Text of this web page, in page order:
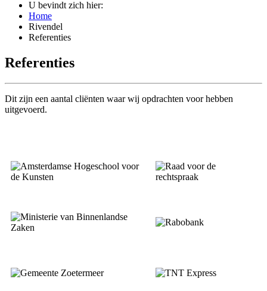
U bevindt zich hier:
Home
Rivendel
Referenties
Referenties
Dit zijn een aantal cliënten waar wij opdrachten voor hebben
uitgevoerd.